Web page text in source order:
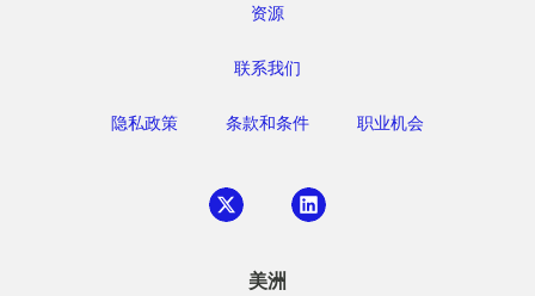
资源
联系我们
隐私政策 条款和条件 职业机会
美洲